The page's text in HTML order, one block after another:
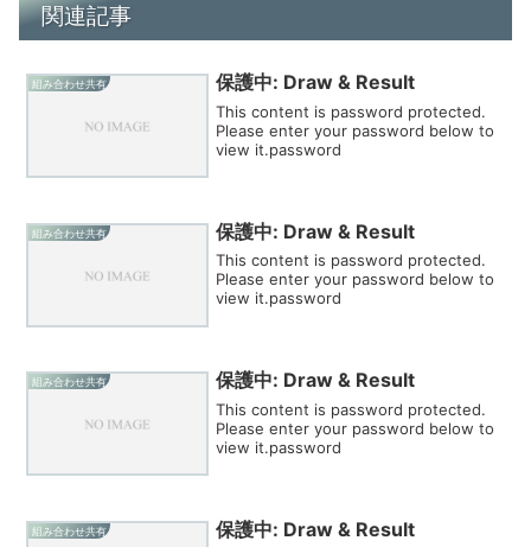
関連記事
組み合わせ共有 保護中: Draw & Result
This content is password protected.
Please enter your password below to
view it.password
組み合わせ共有 保護中: Draw & Result
This content is password protected.
Please enter your password below to
view it.password
組み合わせ共有 保護中: Draw & Result
This content is password protected.
Please enter your password below to
view it.password
組み合わせ共有 保護中: Draw & Result